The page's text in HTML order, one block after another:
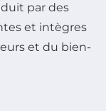
par des
et intègres
et du bien-